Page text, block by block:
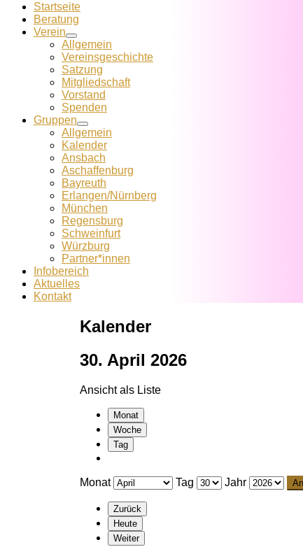
Startseite
Beratung
Verein
Allgemein
Vereins­geschichte
Satzung
Mitglied­schaft
Vorstand
Spenden
Gruppen
Allgemein
Kalender
Ansbach
Aschaffenburg
Bayreuth
Erlangen/Nürnberg
München
Regensburg
Schweinfurt
Würzburg
Partner*innen
Infobereich
Aktuelles
Kontakt
Kalender
30. April 2026
Ansicht als Liste
Monat
Woche
Tag
Monat Tag Jahr
Zurück
Heute
Weiter